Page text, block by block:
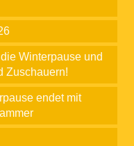
Winterpause und
Zuschauern!
endet mit